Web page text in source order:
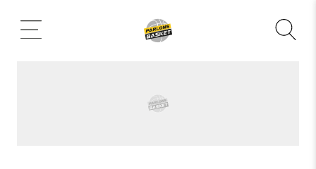
contenu